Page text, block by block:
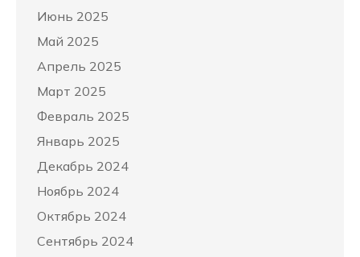
Июнь 2025
Май 2025
Апрель 2025
Март 2025
Февраль 2025
Январь 2025
Декабрь 2024
Ноябрь 2024
Октябрь 2024
Сентябрь 2024